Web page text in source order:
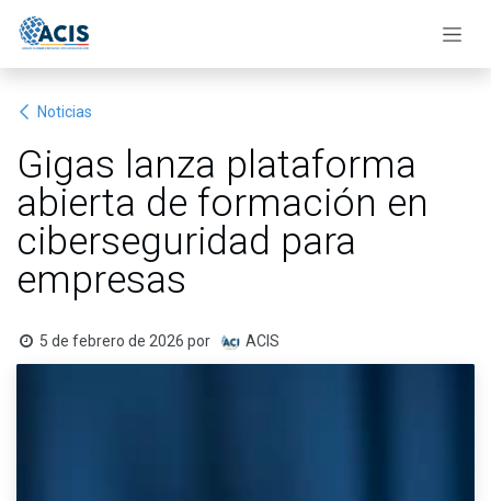
Noticias
Gigas lanza plataforma
abierta de formación en
ciberseguridad para
empresas
5 de febrero de 2026 por ACIS